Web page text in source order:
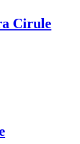
Cirule